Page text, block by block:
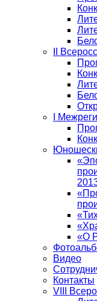
II
I
«О
Видео
Контакты
VIII